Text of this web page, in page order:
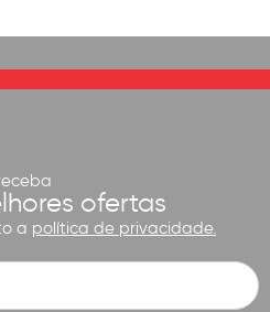
ofertas
a política de privacidade.